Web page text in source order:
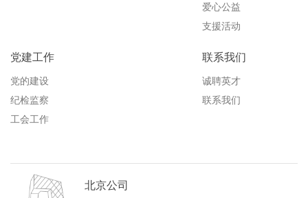
爱心公益
支援活动
党建工作
党的建设
纪检监察
工会工作
联系我们
诚聘英才
联系我们
北京公司